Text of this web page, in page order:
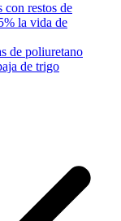
con restos de
la vida de
de poliuretano
de trigo